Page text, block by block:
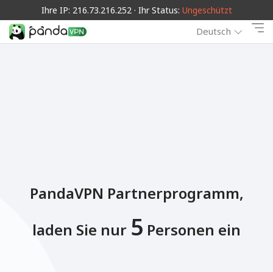
Ihre IP: 216.73.216.252 · Ihr Status: Ungeschützt
Deutsch
PandaVPN Partnerprogramm,
laden Sie nur 5 Personen ein